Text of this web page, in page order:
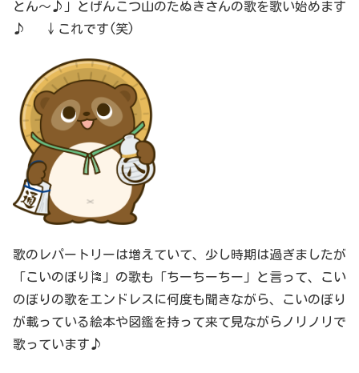
とん～♪」とげんこつ山のたぬきさんの歌を歌い始めます
♪ ↓これです(笑)
歌のレパートリーは増えていて、少し時期は過ぎましたが
「こいのぼり🎏」の歌も「ちーちーちー」と言って、こい
のぼりの歌をエンドレスに何度も聞きながら、こいのぼり
が載っている絵本や図鑑を持って来て見ながらノリノリで
歌っています♪